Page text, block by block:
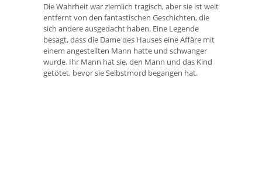
Die Wahrheit war ziemlich tragisch, aber sie ist weit
entfernt von den fantastischen Geschichten, die
sich andere ausgedacht haben. Eine Legende
besagt, dass die Dame des Hauses eine Affäre mit
einem angestellten Mann hatte und schwanger
wurde. Ihr Mann hat sie, den Mann und das Kind
getötet, bevor sie Selbstmord begangen hat.